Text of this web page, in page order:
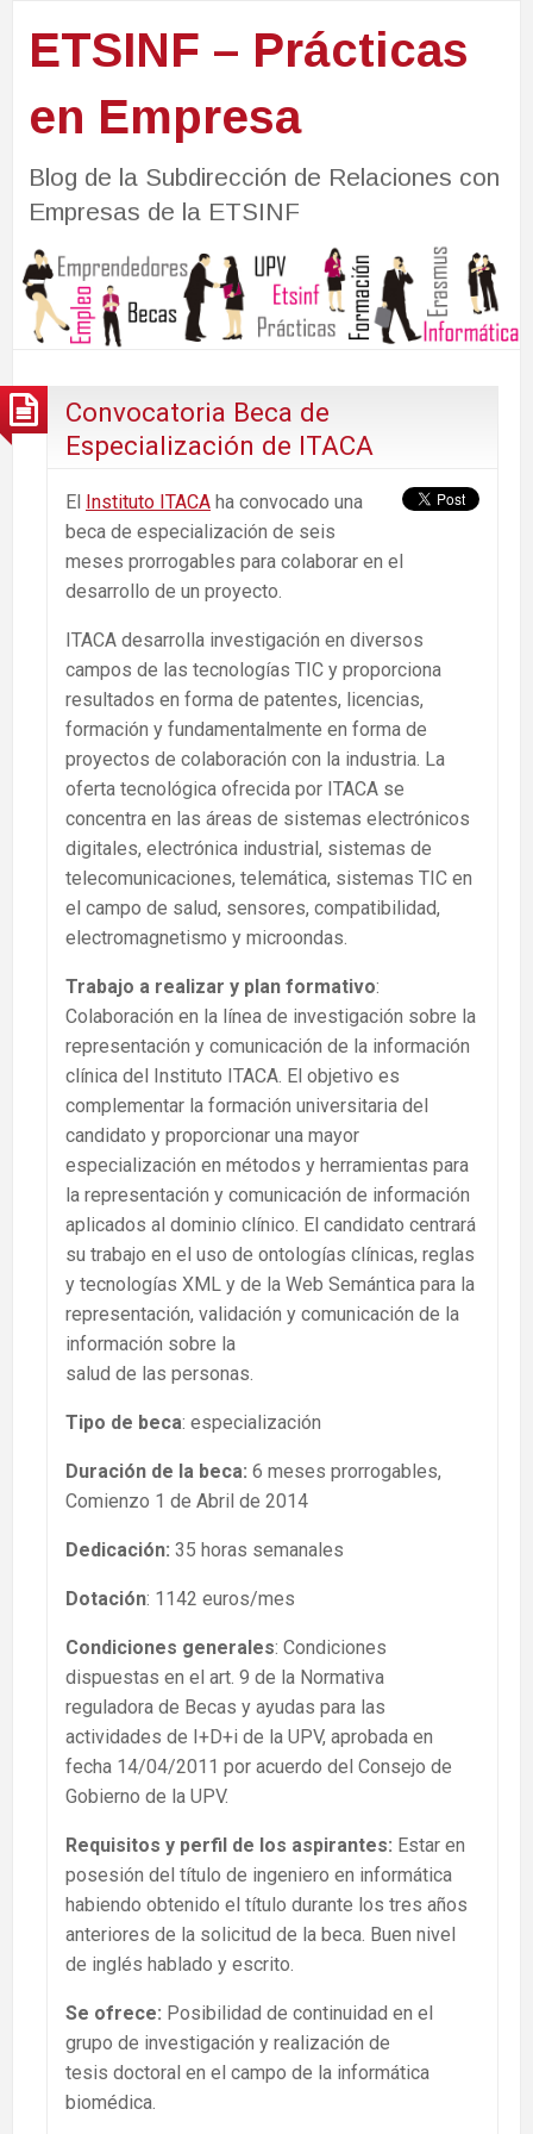
ETSINF – Prácticas
en Empresa
Blog de la Subdirección de Relaciones con
Empresas de la ETSINF
Convocatoria Beca de
Especialización de ITACA
El Instituto ITACA ha convocado una
beca de especialización de seis
meses prorrogables para colaborar en el
desarrollo de un proyecto.
ITACA desarrolla investigación en diversos
campos de las tecnologías TIC y proporciona
resultados en forma de patentes, licencias,
formación y fundamentalmente en forma de
proyectos de colaboración con la industria. La
oferta tecnológica ofrecida por ITACA se
concentra en las áreas de sistemas electrónicos
digitales, electrónica industrial, sistemas de
telecomunicaciones, telemática, sistemas TIC en
el campo de salud, sensores, compatibilidad,
electromagnetismo y microondas.
Trabajo a realizar y plan formativo:
Colaboración en la línea de investigación sobre la
representación y comunicación de la información
clínica del Instituto ITACA. El objetivo es
complementar la formación universitaria del
candidato y proporcionar una mayor
especialización en métodos y herramientas para
la representación y comunicación de información
aplicados al dominio clínico. El candidato centrará
su trabajo en el uso de ontologías clínicas, reglas
y tecnologías XML y de la Web Semántica para la
representación, validación y comunicación de la
información sobre la
salud de las personas.
Tipo de beca: especialización
Duración de la beca: 6 meses prorrogables,
Comienzo 1 de Abril de 2014
Dedicación: 35 horas semanales
Dotación: 1142 euros/mes
Condiciones generales: Condiciones
dispuestas en el art. 9 de la Normativa
reguladora de Becas y ayudas para las
actividades de I+D+i de la UPV, aprobada en
fecha 14/04/2011 por acuerdo del Consejo de
Gobierno de la UPV.
Requisitos y perfil de los aspirantes: Estar en
posesión del título de ingeniero en informática
habiendo obtenido el título durante los tres años
anteriores de la solicitud de la beca. Buen nivel
de inglés hablado y escrito.
Se ofrece: Posibilidad de continuidad en el
grupo de investigación y realización de
tesis doctoral en el campo de la informática
biomédica.